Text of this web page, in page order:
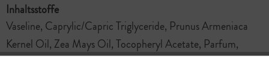
Inhaltsstoffe
Vaseline, Caprylic/Capric Triglyceride, Prunus Armeniaca
Kernel Oil, Zea Mays Oil, Tocopheryl Acetate, Parfum,